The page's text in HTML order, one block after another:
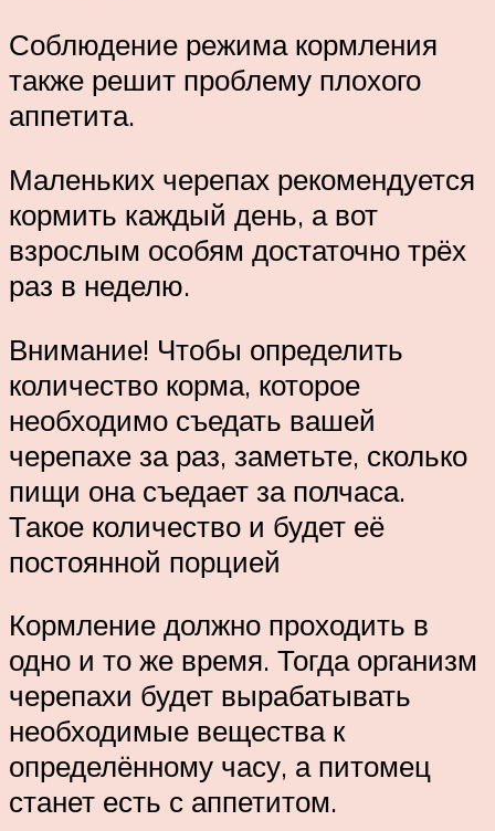
Соблюдение режима кормления
также решит проблему плохого
аппетита.
Маленьких черепах рекомендуется
кормить каждый день, а вот
взрослым особям достаточно трёх
раз в неделю.
Внимание! Чтобы определить
количество корма, которое
необходимо съедать вашей
черепахе за раз, заметьте, сколько
пищи она съедает за полчаса.
Такое количество и будет её
постоянной порцией
Кормление должно проходить в
одно и то же время. Тогда организм
черепахи будет вырабатывать
необходимые вещества к
определённому часу, а питомец
станет есть с аппетитом.